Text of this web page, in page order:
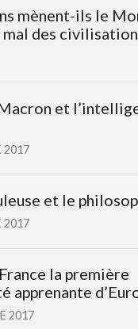
mènent-ils le
mal des
et
2017
et le
2017
la première
apprenante
2017